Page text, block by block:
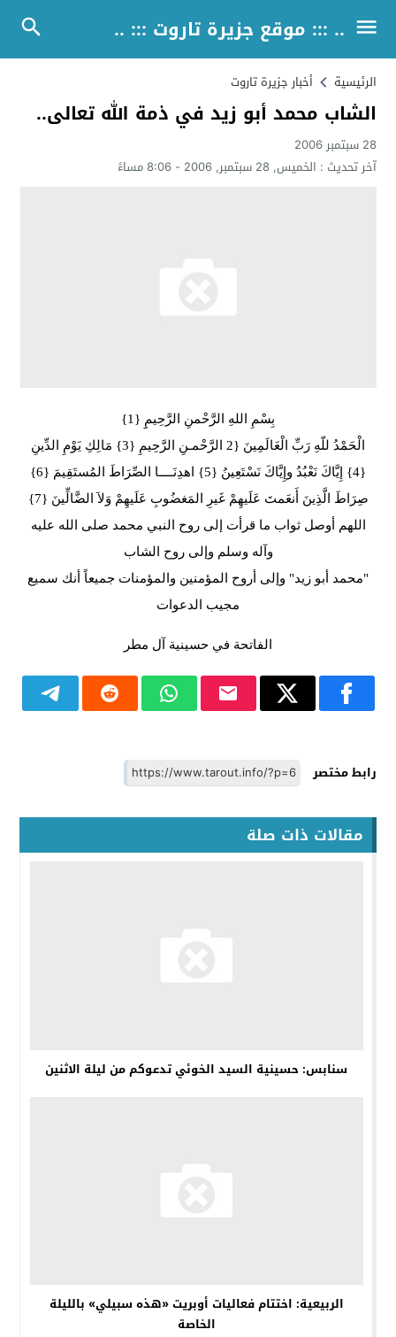
.. ::: موقع جزيرة تاروت ::: ..
الرئيسية أخبار جزيرة تاروت
الشاب محمد أبو زيد في ذمة الله تعالى..
28 سبتمبر 2006
آخر تحديث : الخميس, 28 سبتمبر, 2006 - 8:06 مساءً
بِسْمِ اللهِ الرَّحْمنِ الرَّحِيمِِ {1}
الْحَمْدُ للّهِ رَبِّ الْعَالَمِينَ {2 الرَّحْمـنِ الرَّحِيمِ {3} مَالِكِ يَوْمِ الدِّينِ
{4} إِيَّاكَ نَعْبُدُ وإِيَّاكَ نَسْتَعِينُ {5} اهدِنَــــا الصِّرَاطَ المُستَقِيمَ {6}
صِرَاطَ الَّذِينَ أَنعَمتَ عَلَيهِمْ غَيرِ المَغضُوبِ عَلَيهِمْ وَلاَ الضَّالِّينَ {7}
اللهم أوصل ثواب ما قرأت إلى روح النبي محمد صلى الله عليه
وآله وسلم وإلى روح الشاب
"محمد أبو زيد" وإلى أروح المؤمنين والمؤمنات جميعاً أنك سميع
مجيب الدعوات
الفاتحة في حسينية آل مطر
رابط مختصر
مقالات ذات صلة
سنابس: حسينية السيد الخوئي تدعوكم من ليلة الاثنين
الربيعية: اختتام فعاليات أوبريت «هذه سبيلي» بالليلة
الخاصة